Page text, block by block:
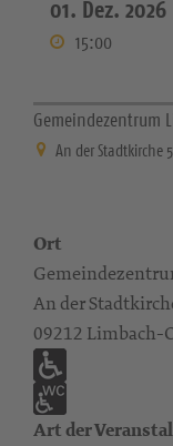
01. Dez. 2026
15:00
Gemeindezentrum
An der Stadtkirche
Ort
An der
09212 Limbach-
Art der